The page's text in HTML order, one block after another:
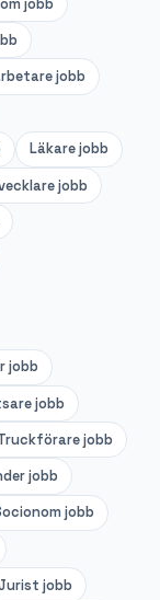
jobb
Läkarejobb
jobb
jobb
jobb
jobb
jobb
jobb
jobb